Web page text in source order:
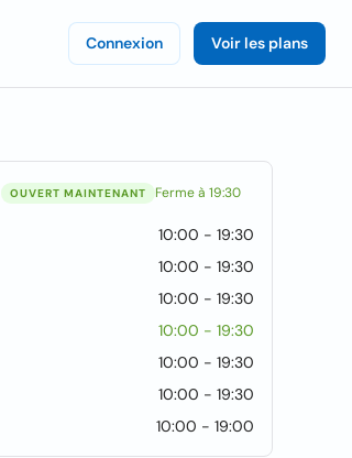
Connexion Voir les plans
OUVERT MAINTENANT Ferme à 19:30
10:00 - 19:30
10:00 - 19:30
10:00 - 19:30
10:00 - 19:30
10:00 - 19:30
10:00 - 19:30
10:00 - 19:00